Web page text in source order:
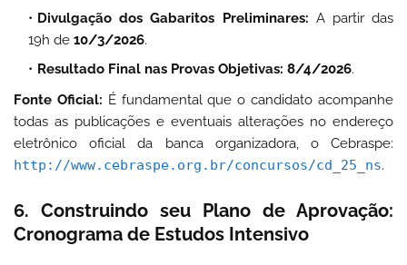
Divulgação dos Gabaritos Preliminares: A partir das
19h de 10/3/2026.
Resultado Final nas Provas Objetivas: 8/4/2026.
Fonte Oficial: É fundamental que o candidato acompanhe
todas as publicações e eventuais alterações no endereço
eletrônico oficial da banca organizadora, o Cebraspe:
http://www.cebraspe.org.br/concursos/cd_25_ns.
6. Construindo seu Plano de Aprovação:
Cronograma de Estudos Intensivo